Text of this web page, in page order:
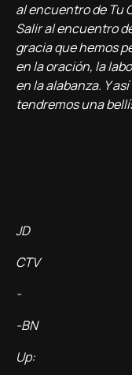
al encuentro de Tu
Salir al encuentro
gracia que hemos
en la oración, la
en la alabanza. Y
tendremos una
JD
CTV
-
-BN
Up: